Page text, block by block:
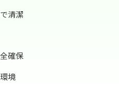
清潔
確保
境